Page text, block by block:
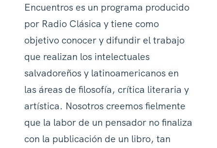
Encuentros es un programa producido
por Radio Clásica y tiene como
objetivo conocer y difundir el trabajo
que realizan los intelectuales
salvadoreños y latinoamericanos en
las áreas de filosofía, crítica literaria y
artística. Nosotros creemos fielmente
que la labor de un pensador no finaliza
con la publicación de un libro, tan